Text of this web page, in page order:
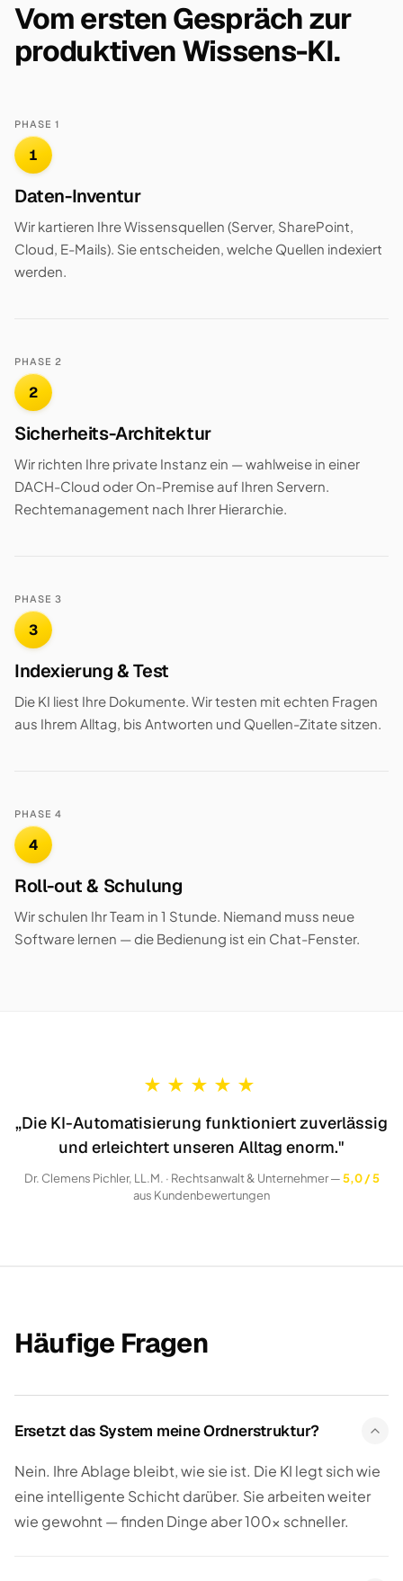
Vom ersten Gespräch zur
produktiven Wissens-KI.
PHASE 1
1
Daten-Inventur
Wir kartieren Ihre Wissensquellen (Server, SharePoint,
Cloud, E-Mails). Sie entscheiden, welche Quellen indexiert
werden.
PHASE 2
2
Sicherheits-Architektur
Wir richten Ihre private Instanz ein — wahlweise in einer
DACH-Cloud oder On-Premise auf Ihren Servern.
Rechtemanagement nach Ihrer Hierarchie.
PHASE 3
3
Indexierung & Test
Die KI liest Ihre Dokumente. Wir testen mit echten Fragen
aus Ihrem Alltag, bis Antworten und Quellen-Zitate sitzen.
PHASE 4
4
Roll-out & Schulung
Wir schulen Ihr Team in 1 Stunde. Niemand muss neue
Software lernen — die Bedienung ist ein Chat-Fenster.
★ ★ ★ ★ ★
„Die KI-Automatisierung funktioniert zuverlässig
und erleichtert unseren Alltag enorm."
Dr. Clemens Pichler, LL.M. · Rechtsanwalt & Unternehmer —5,0 / 5
aus Kundenbewertungen
Häufige Fragen
Ersetzt das System meine Ordnerstruktur?
Nein. Ihre Ablage bleibt, wie sie ist. Die KI legt sich wie
eine intelligente Schicht darüber. Sie arbeiten weiter
wie gewohnt — finden Dinge aber 100× schneller.